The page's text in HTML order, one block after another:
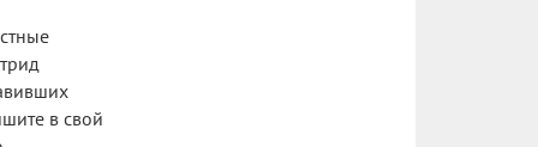
в свой